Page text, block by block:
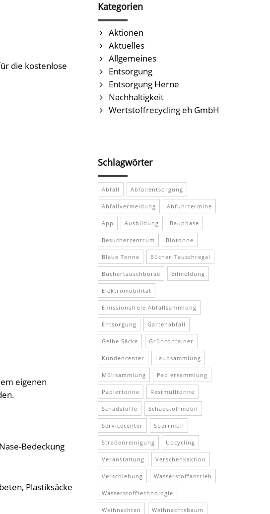
die kostenlose
eigenen
Bedeckung
Plastiksäcke
Kategorien
Aktionen
Aktuelles
Allgemeines
Entsorgung
Entsorgung Herne
Nachhaltigkeit
Wertstoffrecycling eh GmbH
Schlagwörter
Abfall Abfallentsorgung
Abfallvermeidung Abfuhrtermine
App Ausbildung Bauphase
Besucherzentrum Biotonne
Blaue Tonne Bücher-Tauschregal
Büchertauschbörse Eilmeldung
Elektromobilität
Emissionsfreie Abfallsammlung
Entsorgung Gartenabfall
Gelbe Säcke Grüncontainer
Kundencenter Laubsammlung
Müllsammlung Papiersammlung
Papiertonne Restmülltonne
Schadstoffe Schadstoffmobil
Servicecenter Sperrmüll
Straßenreinigung Upcycling
Veranstaltung Verschenkaktion
Verschiebung Wasserstoffantrieb
Wasserstofftechnologie
Weihnachten Weihnachtsbaum